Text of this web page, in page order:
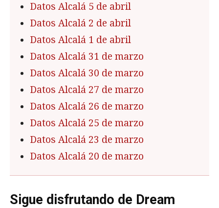
Datos Alcalá 5 de abril
Datos Alcalá 2 de abril
Datos Alcalá 1 de abril
Datos Alcalá 31 de marzo
Datos Alcalá 30 de marzo
Datos Alcalá 27 de marzo
Datos Alcalá 26 de marzo
Datos Alcalá 25 de marzo
Datos Alcalá 23 de marzo
Datos Alcalá 20 de marzo
Sigue disfrutando de Dream